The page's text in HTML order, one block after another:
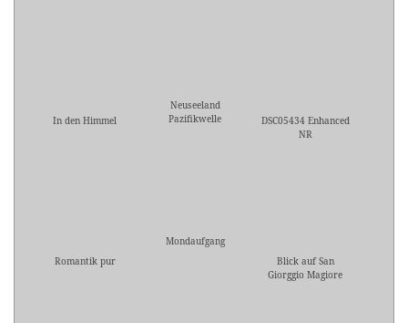
In den Himmel
Neuseeland
Pazifikwelle
DSC05434 Enhanced
NR
Romantik pur
Mondaufgang
Blick auf San
Giorggio Magiore